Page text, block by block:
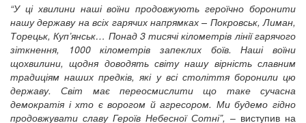
“У ці хвилини наші воїни продовжують героїчно боронити
нашу державу на всіх гарячих напрямках – Покровськ, Лиман,
Торецьк, Куп’янськ… Понад 3 тисячі кілометрів лінії гарячого
зіткнення, 1000 кілометрів запеклих боїв. Наші воїни
щохвилини, щодня доводять світу нашу вірність славним
традиціям наших предків, які у всі століття боронили цю
державу. Світ має переосмислити що таке сучасна
демократія і хто є ворогом й агресором. Ми будемо гідно
продовжувати славу Героїв Небесної Сотні”, – виступив на